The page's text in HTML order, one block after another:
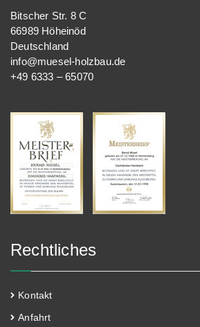
Bitscher Str. 8 C
66989 Höheinöd
Deutschland
info@muesel-holzbau.de
+49 6333 – 65070
Rechtliches
Kontakt
Anfahrt